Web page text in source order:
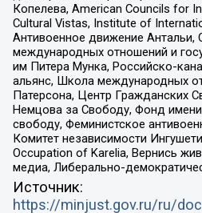
Копелева, American Councils for
Cultural Vistas, Institute of
Антивоенное движение
международных отношений и
им Питера Мунка, Российско-
альянс, Школа международных
Патерсона, Центр Гражданских
Немцова за Свободу, Фонд
свободу, Феминистское
Комитет независимости
Occupation of Karelia, Вернись
медиа, Либерально-
Источник:
https://minjust.gov.ru/ru/